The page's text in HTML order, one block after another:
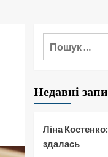
Недавні
Ліна
здалась